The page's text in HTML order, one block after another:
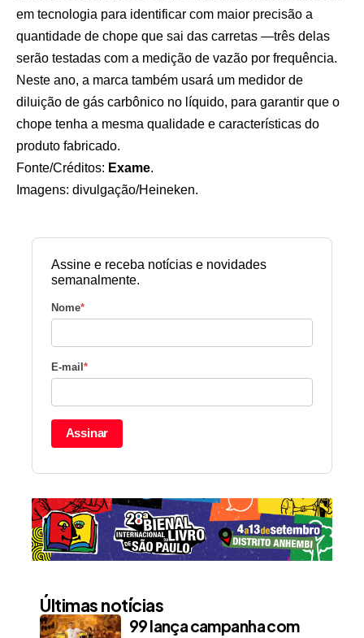
em tecnologia para identificar com maior precisão a
quantidade de chope que sai das carretas —três delas
serão testadas com a medição de vazão por frequência.
Neste ano, a marca também usará um medidor de
diluição de gás carbônico no líquido, para garantir que o
chope tenha a mesma qualidade e características do
produto fabricado.
Fonte/Créditos: Exame.
Imagens: divulgação/Heineken.
Assine e receba notícias e novidades
semanalmente.
Nome*
E-mail *
Assinar
Últimas notícias
99 lança campanha com